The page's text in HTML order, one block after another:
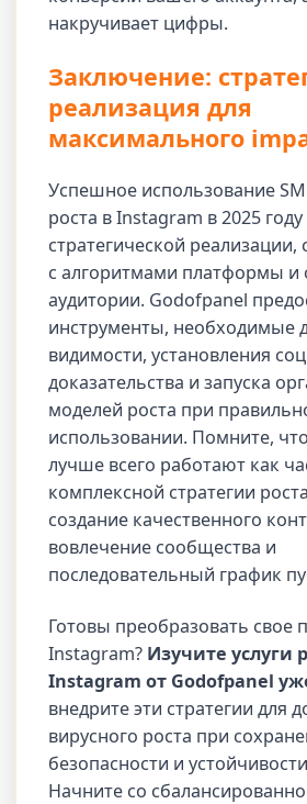
накручивает цифры.
Заключение:
реализация для
максимального
Успешное использование
роста в Instagram в 2025 году
стратегической реализации,
с алгоритмами платформы
аудитории. Godofpanel
инструменты, необходимые
видимости, установления
доказательства и запуска
моделей роста при
использовании. Помните,
лучше всего работают как
комплексной стратегии
создание качественного
вовлечение сообщества и
последовательный график
Готовы преобразовать свое
Instagram? Изучите услуги
Instagram от Godofpanel
внедрите эти стратегии для
вирусного роста при
безопасности и
Начните со